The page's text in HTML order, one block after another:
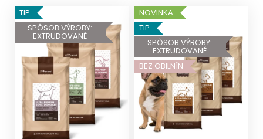
V
ý
p
TIP
SPÔSOB VÝROBY:
EXTRUDOVANÉ
NOVINKA
TIP
SPÔSOB VÝROBY:
EXTRUDOVANÉ
BEZ OBILNÍN